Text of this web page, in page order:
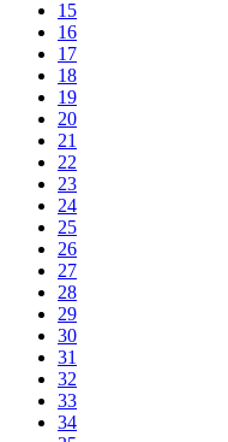
15
16
17
18
19
20
21
22
23
24
25
26
27
28
29
30
31
32
33
34